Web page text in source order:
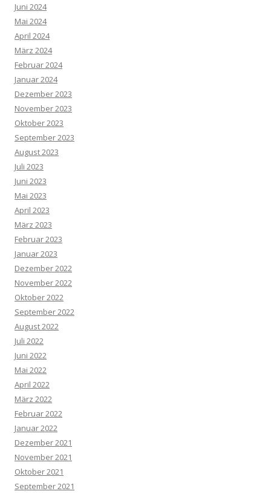
Juni 2024
Mai 2024
April 2024
März 2024
Februar 2024
Januar 2024
Dezember 2023
November 2023
Oktober 2023
September 2023
August 2023
Juli 2023
Juni 2023
Mai 2023
April 2023
März 2023
Februar 2023
Januar 2023
Dezember 2022
November 2022
Oktober 2022
September 2022
August 2022
Juli 2022
Juni 2022
Mai 2022
April 2022
März 2022
Februar 2022
Januar 2022
Dezember 2021
November 2021
Oktober 2021
September 2021